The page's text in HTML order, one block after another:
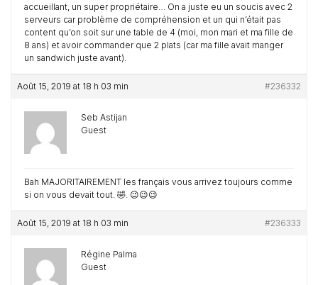
accueillant, un super propriétaire… On a juste eu un soucis avec 2
serveurs car problème de compréhension et un qui n’était pas
content qu’on soit sur une table de 4 (moi, mon mari et ma fille de
8 ans) et avoir commander que 2 plats (car ma fille avait manger
un sandwich juste avant).
Août 15, 2019 at 18 h 03 min #236332
Seb Astijan
Guest
Bah MAJORITAIREMENT les français vous arrivez toujours comme
si on vous devait tout. 🤣. 😉😉😉
Août 15, 2019 at 18 h 03 min #236333
Régine Palma
Guest